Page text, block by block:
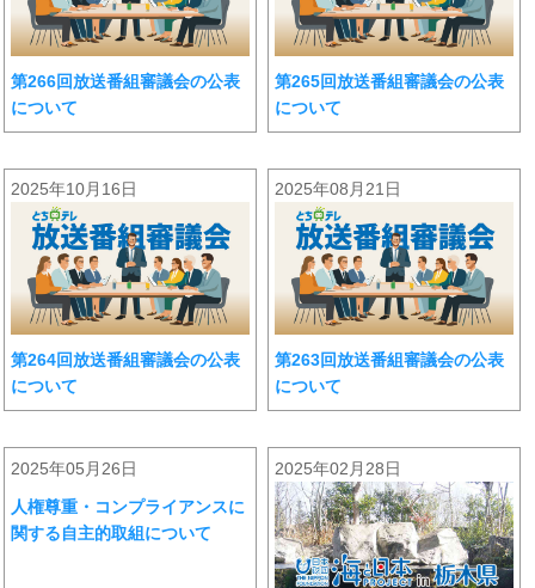
第266回放送番組審議会の公表
について
第265回放送番組審議会の公表
について
2025年10月16日
第264回放送番組審議会の公表
について
2025年08月21日
第263回放送番組審議会の公表
について
2025年05月26日
人権尊重・コンプライアンスに
関する自主的取組について
2025年02月28日